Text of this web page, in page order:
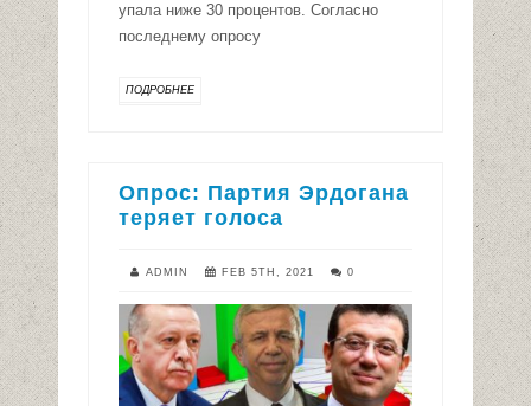
упала ниже 30 процентов. Согласно
последнему опросу
ПОДРОБНЕЕ
Опрос: Партия Эрдогана
теряет голоса
ADMIN FEB 5TH, 2021 0